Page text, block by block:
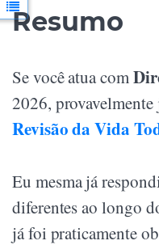
Resumo
Se você atua com
2026, provavelmente
Revisão da Vida
Eu mesma já
diferentes ao longo
já foi praticamente